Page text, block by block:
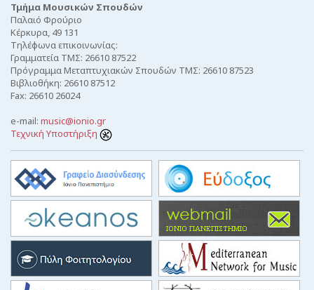
Τμήμα Μουσικών Σπουδών
Παλαιό Φρούριο
Κέρκυρα, 49 131
Τηλέφωνα επικοινωνίας:
Γραμματεία ΤΜΣ: 26610 87522
Πρόγραμμα Μεταπτυχιακών Σπουδών ΤΜΣ: 26610 87523
Βιβλιοθήκη: 26610 87512
Fax: 26610 26024
e-mail: music@ionio.gr
Τεχνική Υποστήριξη